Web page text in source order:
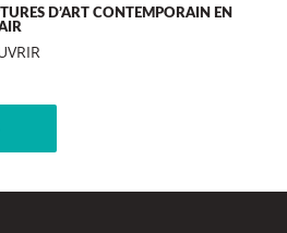
D’ART CONTEMPORAIN EN